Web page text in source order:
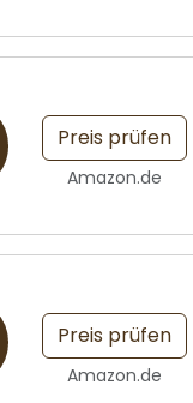
Preis prüfen
Amazon.de
Preis prüfen
Amazon.de